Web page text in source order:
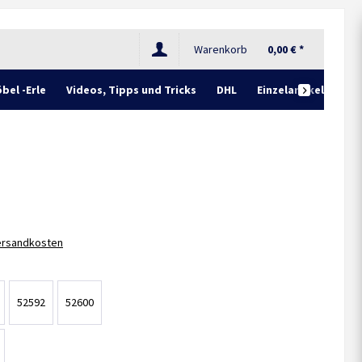
Warenkorb 0,00 € *
-Erle Videos, Tipps und Tricks DHL Einzelartikel

52592 52600